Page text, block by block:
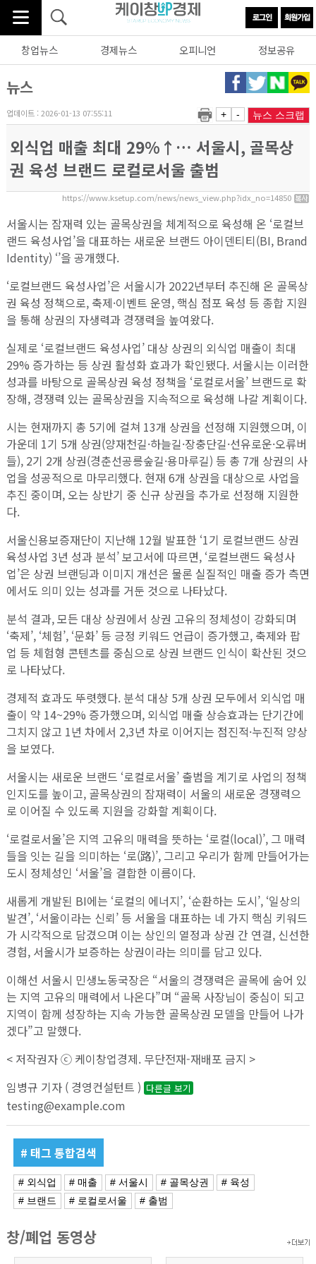
창업뉴스 경제뉴스 오피니언 정보공유
뉴스
업데이트 : 2026-01-13 07:55:11 + - 뉴스 스크랩
외식업 매출 최대 29%↑… 서울시, 골목상
권 육성 브랜드 로컬로서울 출범
https://www.ksetup.com/news/news_view.php?idx_no=14850
서울시는 잠재력 있는 골목상권을 체계적으로 육성해 온 ‘로컬브
랜드 육성사업’을 대표하는 새로운 브랜드 아이덴티티(BI, Brand
Identity) ‘’을 공개했다.
‘로컬브랜드 육성사업’은 서울시가 2022년부터 추진해 온 골목상
권 육성 정책으로, 축제·이벤트 운영, 핵심 점포 육성 등 종합 지원
을 통해 상권의 자생력과 경쟁력을 높여왔다.
실제로 ‘로컬브랜드 육성사업’ 대상 상권의 외식업 매출이 최대
29% 증가하는 등 상권 활성화 효과가 확인됐다. 서울시는 이러한
성과를 바탕으로 골목상권 육성 정책을 ‘로컬로서울’ 브랜드로 확
장해, 경쟁력 있는 골목상권을 지속적으로 육성해 나갈 계획이다.
시는 현재까지 총 5기에 걸쳐 13개 상권을 선정해 지원했으며, 이
가운데 1기 5개 상권(양재천길·하늘길·장충단길·선유로운·오류버
들), 2기 2개 상권(경춘선공릉숲길·용마루길) 등 총 7개 상권의 사
업을 성공적으로 마무리했다. 현재 6개 상권을 대상으로 사업을
추진 중이며, 오는 상반기 중 신규 상권을 추가로 선정해 지원한
다.
서울신용보증재단이 지난해 12월 발표한 ‘1기 로컬브랜드 상권
육성사업 3년 성과 분석’ 보고서에 따르면, ‘로컬브랜드 육성사
업’은 상권 브랜딩과 이미지 개선은 물론 실질적인 매출 증가 측면
에서도 의미 있는 성과를 거둔 것으로 나타났다.
분석 결과, 모든 대상 상권에서 상권 고유의 정체성이 강화되며
‘축제’, ‘체험’, ‘문화’ 등 긍정 키워드 언급이 증가했고, 축제와 팝
업 등 체험형 콘텐츠를 중심으로 상권 브랜드 인식이 확산된 것으
로 나타났다.
경제적 효과도 뚜렷했다. 분석 대상 5개 상권 모두에서 외식업 매
출이 약 14~29% 증가했으며, 외식업 매출 상승효과는 단기간에
그치지 않고 1년 차에서 2,3년 차로 이어지는 점진적·누진적 양상
을 보였다.
서울시는 새로운 브랜드 ‘로컬로서울’ 출범을 계기로 사업의 정책
인지도를 높이고, 골목상권의 잠재력이 서울의 새로운 경쟁력으
로 이어질 수 있도록 지원을 강화할 계획이다.
‘로컬로서울’은 지역 고유의 매력을 뜻하는 ‘로컬(local)’, 그 매력
들을 잇는 길을 의미하는 ‘로(路)’, 그리고 우리가 함께 만들어가는
도시 정체성인 ‘서울’을 결합한 이름이다.
새롭게 개발된 BI에는 ‘로컬의 에너지’, ‘순환하는 도시’, ‘일상의
발견’, ‘서울이라는 신뢰’ 등 서울을 대표하는 네 가지 핵심 키워드
가 시각적으로 담겼으며 이는 상인의 열정과 상권 간 연결, 신선한
경험, 서울시가 보증하는 상권이라는 의미를 담고 있다.
이해선 서울시 민생노동국장은 “서울의 경쟁력은 골목에 숨어 있
는 지역 고유의 매력에서 나온다”며 “골목 사장님이 중심이 되고
지역이 함께 성장하는 지속 가능한 골목상권 모델을 만들어 나가
겠다”고 말했다.
< 저작권자 ⓒ 케이창업경제. 무단전재-재배포 금지 >
임병규 기자 ( 경영컨설턴트 ) 다른글 보기
testing@example.com
# 태그 통합검색
# 외식업 # 매출 # 서울시 # 골목상권
# 육성
# 브랜드
# 로컬로서울 # 출범
창/폐업 동영상